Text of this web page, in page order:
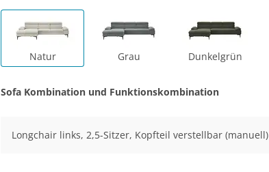
Natur Grau Dunkelgrün
Sofa Kombination und Funktionskombination
Longchair links, 2,5-Sitzer, Kopfteil verstellbar (manuell)